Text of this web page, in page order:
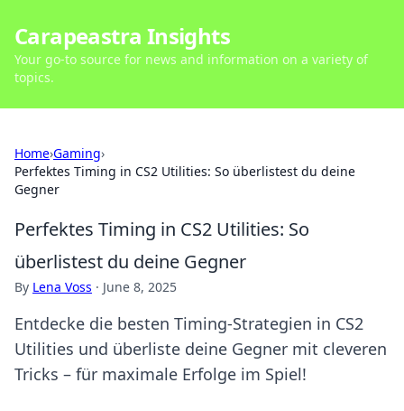
Carapeastra Insights
Your go-to source for news and information on a variety of
topics.
Home›Gaming›
Perfektes Timing in CS2 Utilities: So überlistest du deine
Gegner
Perfektes Timing in CS2 Utilities: So
überlistest du deine Gegner
By Lena Voss · June 8, 2025
Entdecke die besten Timing-Strategien in CS2
Utilities und überliste deine Gegner mit cleveren
Tricks – für maximale Erfolge im Spiel!